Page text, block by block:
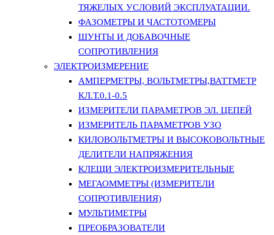
ТЯЖЕЛЫХ УСЛОВИЙ ЭКСПЛУАТАЦИИ.
ФАЗОМЕТРЫ И ЧАСТОТОМЕРЫ
ШУНТЫ И ДОБАВОЧНЫЕ
СОПРОТИВЛЕНИЯ
ЭЛЕКТРОИЗМЕРЕНИЕ
АМПЕРМЕТРЫ, ВОЛЬТМЕТРЫ,ВАТТМЕТР
КЛ.Т.0.1-0.5
ИЗМЕРИТЕЛИ ПАРАМЕТРОВ ЭЛ. ЦЕПЕЙ
ИЗМЕРИТЕЛЬ ПАРАМЕТРОВ УЗО
КИЛОВОЛЬТМЕТРЫ И ВЫСОКОВОЛЬТНЫЕ
ДЕЛИТЕЛИ НАПРЯЖЕНИЯ
КЛЕЩИ ЭЛЕКТРОИЗМЕРИТЕЛЬНЫЕ
МЕГАОММЕТРЫ (ИЗМЕРИТЕЛИ
СОПРОТИВЛЕНИЯ)
МУЛЬТИМЕТРЫ
ПРЕОБРАЗОВАТЕЛИ